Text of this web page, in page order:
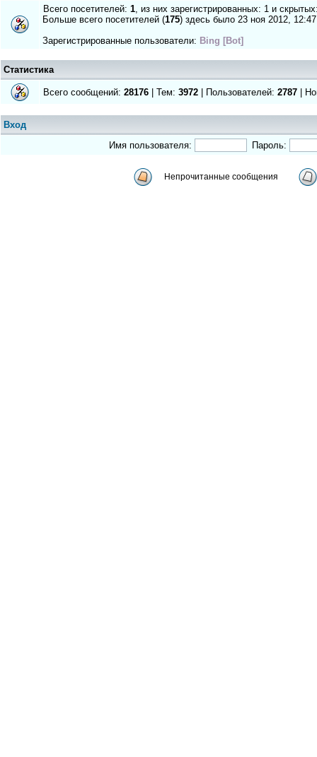
Всего посетителей: 1, из них зарегистрированных: 1 и
Больше всего посетителей (175) здесь было 23 ноя 2012, 12:47
Зарегистрированные пользователи: Bing [Bot]
Статистика
Всего сообщений: 28176 | Тем: 3972 | Пользователей: 2787 |
Вход
Имя пользователя:
Пароль:
Непрочитанные сообщения